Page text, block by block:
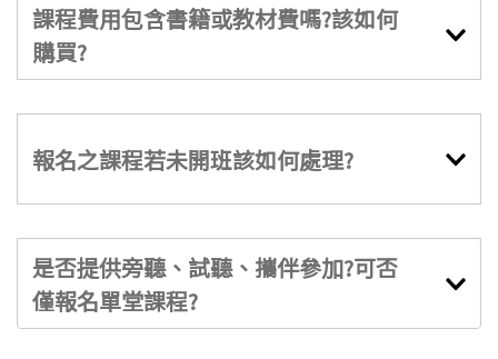
課程費用包含書籍或教材費嗎?該如何
購買?
報名之課程若未開班該如何處理?
是否提供旁聽、試聽、攜伴參加?可否
僅報名單堂課程?